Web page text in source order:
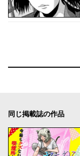
同じ掲載誌の作品